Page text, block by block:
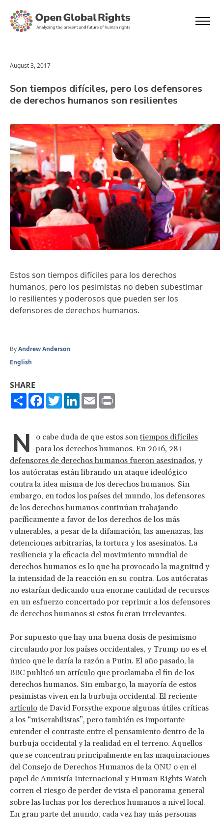
August 3, 2017
Son tiempos difíciles, pero los defensores
de derechos humanos son resilientes
Estos son tiempos difíciles para los derechos
humanos, pero los pesimistas no deben subestimar
lo resilientes y poderosos que pueden ser los
defensores de derechos humanos.
ByAndrew Anderson
English
SHARE
ShareFacebook
TwitterLinkedIn
Email
N o cabe duda de que estos son tiempos difíciles
para los derechos humanos. En 2016, 281
defensores de derechos humanos fueron asesinados, y
los autócratas están librando un ataque ideológico
contra la idea misma de los derechos humanos. Sin
embargo, en todos los países del mundo, los defensores
de los derechos humanos continúan trabajando
pacíficamente a favor de los derechos de los más
vulnerables, a pesar de la difamación, las amenazas, las
detenciones arbitrarias, la tortura y los asesinatos. La
resiliencia y la eficacia del movimiento mundial de
derechos humanos es lo que ha provocado la magnitud y
la intensidad de la reacción en su contra. Los autócratas
no estarían dedicando una enorme cantidad de recursos
en un esfuerzo concertado por reprimir a los defensores
de derechos humanos si estos fueran irrelevantes.
Por supuesto que hay una buena dosis de pesimismo
circulando por los países occidentales, y Trump no es el
único que le daría la razón a Putin. El año pasado, la
BBC publicó un artículo que proclamaba el fin de los
derechos humanos. Sin embargo, la mayoría de estos
pesimistas viven en la burbuja occidental. El reciente
artículo de David Forsythe expone algunas útiles críticas
a los “miserabilistas”, pero también es importante
entender el contraste entre el pensamiento dentro de la
burbuja occidental y la realidad en el terreno. Aquellos
que se concentran principalmente en las maquinaciones
del Consejo de Derechos Humanos de la ONU o en el
papel de Amnistía Internacional y Human Rights Watch
corren el riesgo de perder de vista el panorama general
sobre las luchas por los derechos humanos a nivel local.
En gran parte del mundo, cada vez hay más personas